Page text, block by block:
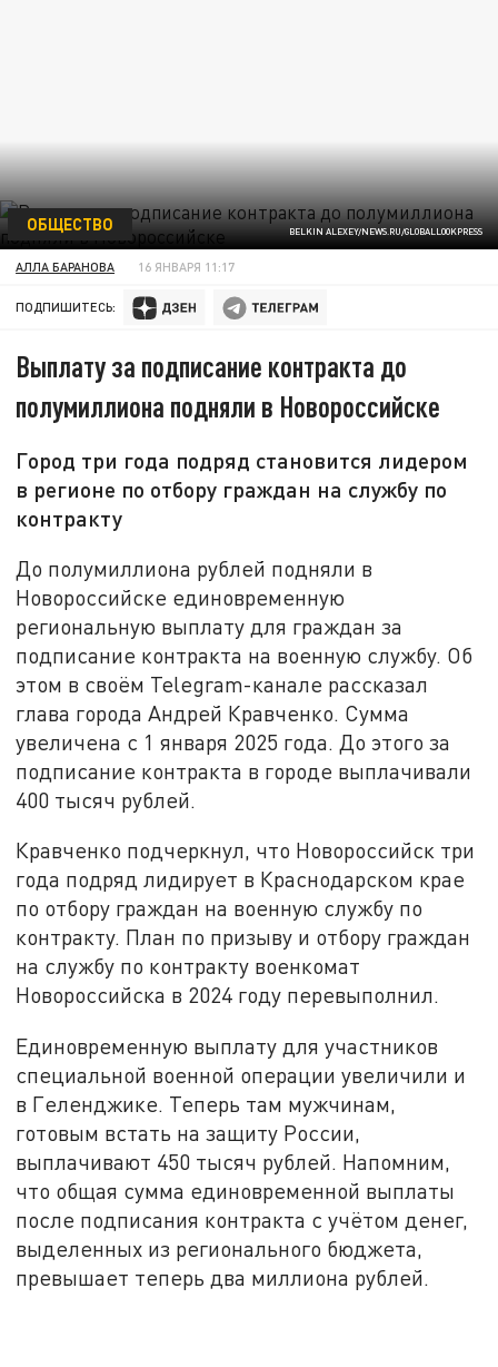
BELKIN ALEXEY/NEWS.RU/GLOBALLOOKPRESS
ОБЩЕСТВО
АЛЛА БАРАНОВА 16 ЯНВАРЯ 11:17
ПОДПИШИТЕСЬ:
Выплату за подписание контракта до
полумиллиона подняли в Новороссийске
Город три года подряд становится лидером
в регионе по отбору граждан на службу по
контракту
До полумиллиона рублей подняли в
Новороссийске единовременную
региональную выплату для граждан за
подписание контракта на военную службу. Об
этом в своём Telegram-канале рассказал
глава города Андрей Кравченко. Сумма
увеличена с 1 января 2025 года. До этого за
подписание контракта в городе выплачивали
400 тысяч рублей.
Кравченко подчеркнул, что Новороссийск три
года подряд лидирует в Краснодарском крае
по отбору граждан на военную службу по
контракту. План по призыву и отбору граждан
на службу по контракту военкомат
Новороссийска в 2024 году перевыполнил.
Единовременную выплату для участников
специальной военной операции увеличили и
в Геленджике. Теперь там мужчинам,
готовым встать на защиту России,
выплачивают 450 тысяч рублей. Напомним,
что общая сумма единовременной выплаты
после подписания контракта с учётом денег,
выделенных из регионального бюджета,
превышает теперь два миллиона рублей.